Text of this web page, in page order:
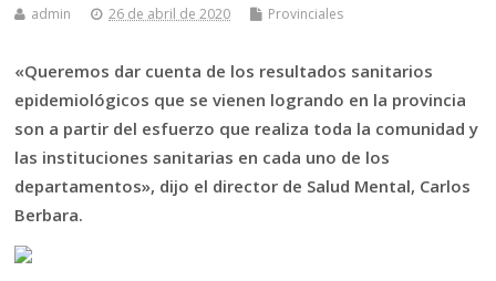
admin 26 de abril de 2020 Provinciales
«Queremos dar cuenta de los resultados sanitarios
epidemiológicos que se vienen logrando en la provincia
son a partir del esfuerzo que realiza toda la comunidad y
las instituciones sanitarias en cada uno de los
departamentos», dijo el director de Salud Mental, Carlos
Berbara.